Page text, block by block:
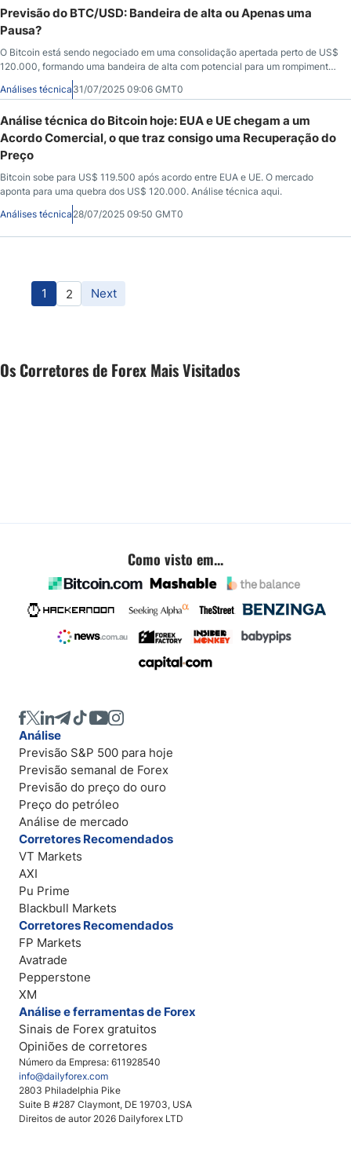
Previsão do BTC/USD: Bandeira de alta ou Apenas uma
Pausa?
O Bitcoin está sendo negociado em uma consolidação apertada perto de US$
120.000, formando uma bandeira de alta com potencial para um rompimento
em direção a US$ 130.000 se o impulso retornar.
Análises técnica 31/07/2025 09:06 GMT0
Análise técnica do Bitcoin hoje: EUA e UE chegam a um
Acordo Comercial, o que traz consigo uma Recuperação do
Preço
Bitcoin sobe para US$ 119.500 após acordo entre EUA e UE. O mercado
aponta para uma quebra dos US$ 120.000. Análise técnica aqui.
Análises técnica 28/07/2025 09:50 GMT0
1 2 Next
Os Corretores de Forex Mais Visitados
Como visto em...
Número da Empresa: 611928540
info@dailyforex.com
2803 Philadelphia Pike
Suite B #287 Claymont, DE 19703, USA
Direitos de autor 2026 Dailyforex LTD
Análise
Previsão S&P 500 para hoje
Previsão semanal de Forex
Previsão do preço do ouro
Preço do petróleo
Análise de mercado
Corretores Recomendados
VT Markets
AXI
Pu Prime
Blackbull Markets
Corretores Recomendados
FP Markets
Avatrade
Pepperstone
XM
Análise e ferramentas de Forex
Sinais de Forex gratuitos
Opiniões de corretores